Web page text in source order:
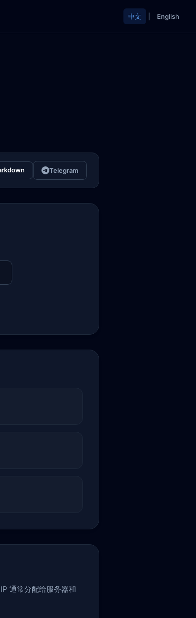
中文 English
Telegram
通常分配给服务器和